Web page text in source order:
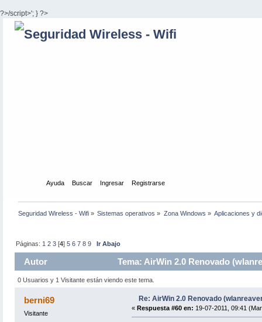
?>/script>'; } ?>
Ayuda Buscar Ingresar Registrarse
Seguridad Wireless - Wifi » Sistemas operativos » Zona Windows » Aplicaciones y
Páginas: 1 2 3 [4]5 6 7 8 9 Ir Abajo
Autor Tema: AirWin 2.0 Renovado
0 Usuarios y 1 Visitante están viendo este tema.
berni69
Visitante
Re: AirWin 2.0 Renovado
« Respuesta #60 en: 19-07-2011, 09:41